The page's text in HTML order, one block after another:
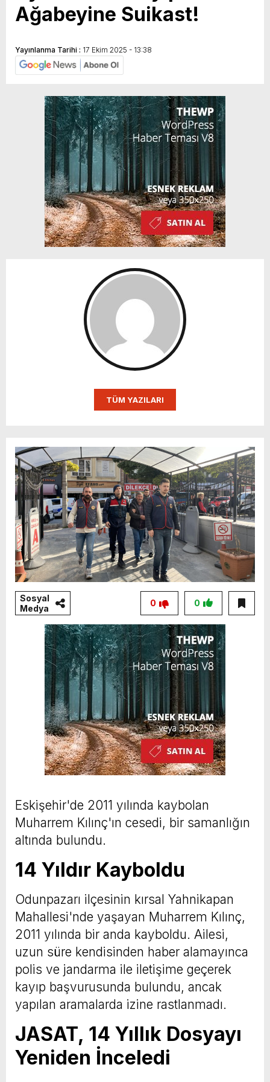
Ağabeyine Suikast!
Yayınlanma Tarihi : 17 Ekim 2025 - 13:38
TÜM YAZILARI
Sosyal
Medya
0
0
Eskişehir'de 2011 yılında kaybolan
Muharrem Kılınç'ın cesedi, bir samanlığın
altında bulundu.
14 Yıldır Kayboldu
Odunpazarı ilçesinin kırsal Yahnikapan
Mahallesi'nde yaşayan Muharrem Kılınç,
2011 yılında bir anda kayboldu. Ailesi,
uzun süre kendisinden haber alamayınca
polis ve jandarma ile iletişime geçerek
kayıp başvurusunda bulundu, ancak
yapılan aramalarda izine rastlanmadı.
JASAT, 14 Yıllık Dosyayı
Yeniden İnceledi